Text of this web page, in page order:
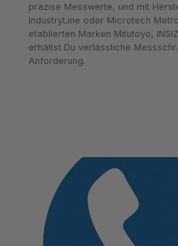
präzise Messwerte, und mit
IndustryLine oder Microtech
etablierten Marken Mitutoyo,
erhältst Du verlässliche
Anforderung.